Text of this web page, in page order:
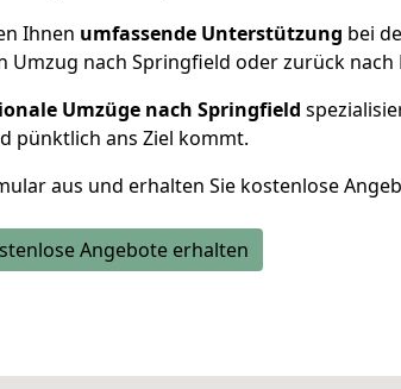
Ihnen umfassende Unterstützung bei
Umzug nach Springfield oder zurück
Umzüge nach Springfield
pünktlich ans Ziel kommt.
aus und erhalten Sie kostenlose
Angebote erhalten